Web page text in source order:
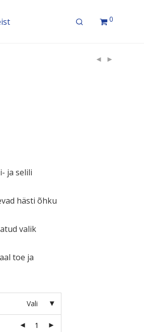
0
ja selili
hästi õhku
valik
toe ja
Vali